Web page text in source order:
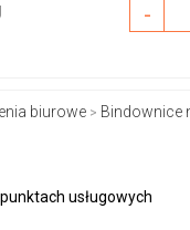
-
biurowe > Bindownice
usługowych